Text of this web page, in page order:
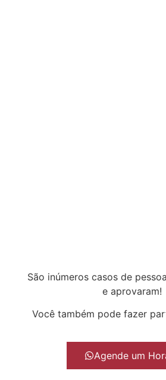
São inúmeros casos de
e aprovaram!
Você também pode fazer
Agende um